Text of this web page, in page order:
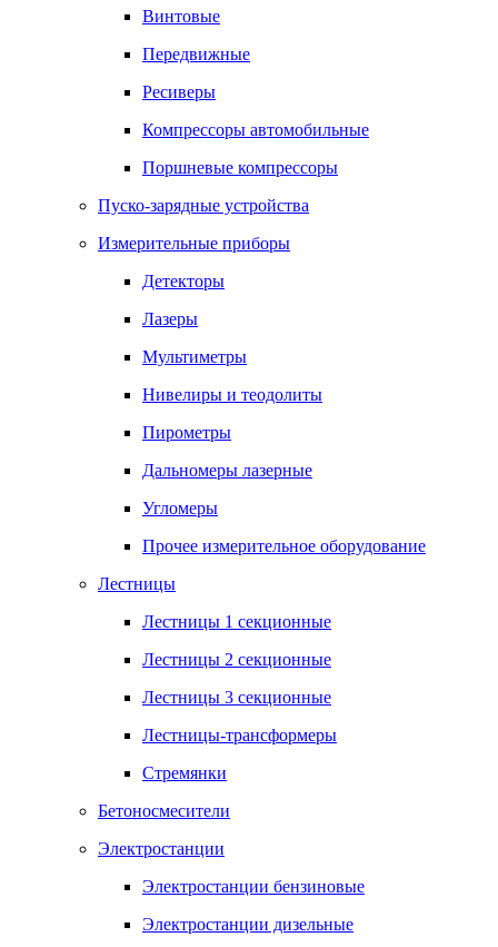
Винтовые
Передвижные
Ресиверы
Компрессоры автомобильные
Поршневые компрессоры
Пуско-зарядные устройства
Измерительные приборы
Детекторы
Лазеры
Мультиметры
Нивелиры и теодолиты
Пирометры
Дальномеры лазерные
Угломеры
Прочее измерительное оборудование
Лестницы
Лестницы 1 секционные
Лестницы 2 секционные
Лестницы 3 секционные
Лестницы-трансформеры
Стремянки
Бетоносмесители
Электростанции
Электростанции бензиновые
Электростанции дизельные